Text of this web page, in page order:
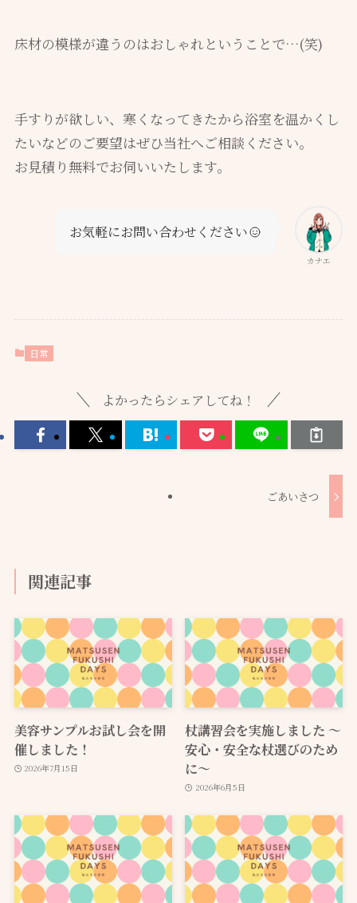
床材の模様が違うのはおしゃれということで…(笑)
手すりが欲しい、寒くなってきたから浴室を温かくし
たいなどのご要望はぜひ当社へご相談ください。
お見積り無料でお伺いいたします。
カナエ
お気軽にお問い合わせください
日常
よかったらシェアしてね！
ごあいさつ
関連記事
美容サンプルお試し会を開
催しました！
2026年7月15日
杖講習会を実施しました ～
安心・安全な杖選びのため
に～
2026年6月5日